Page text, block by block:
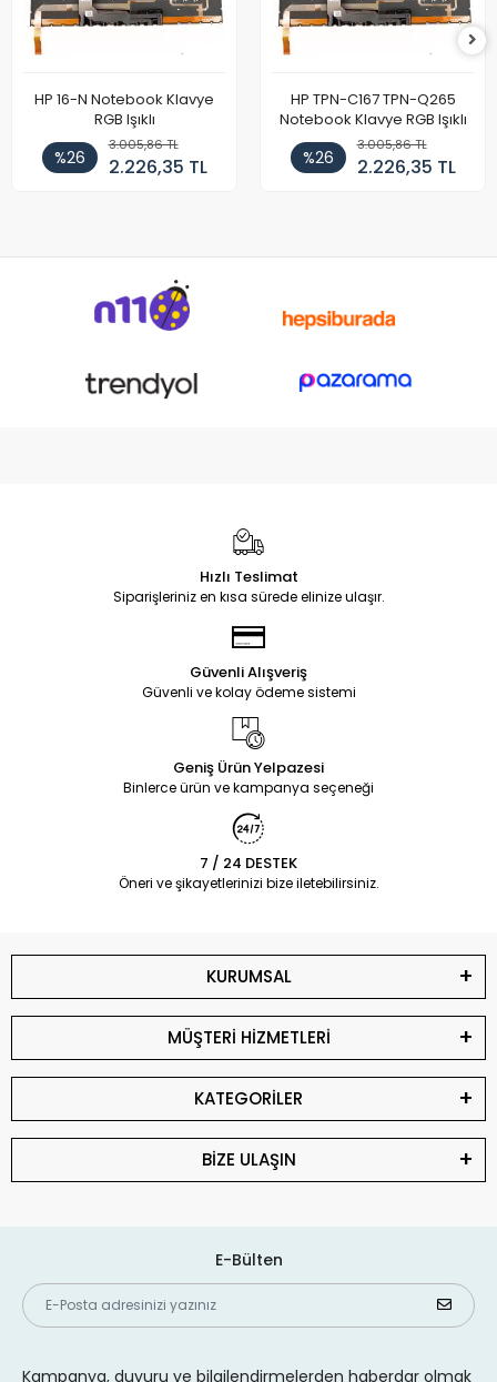
HP 16-N Notebook Klavye
RGB Işıklı
%26
3.005,86 TL
2.226,35 TL
HP TPN-C167 TPN-Q265
Notebook Klavye RGB Işıklı
%26
3.005,86 TL
2.226,35 TL
Hızlı Teslimat
Siparişleriniz en kısa sürede elinize ulaşır.
Güvenli Alışveriş
Güvenli ve kolay ödeme sistemi
Geniş Ürün Yelpazesi
Binlerce ürün ve kampanya seçeneği
7 / 24 DESTEK
Öneri ve şikayetlerinizi bize iletebilirsiniz.
KURUMSAL
MÜŞTERİ HİZMETLERİ
KATEGORİLER
BİZE ULAŞIN
E-Bülten
Kampanya, duyuru ve bilgilendirmelerden haberdar olmak